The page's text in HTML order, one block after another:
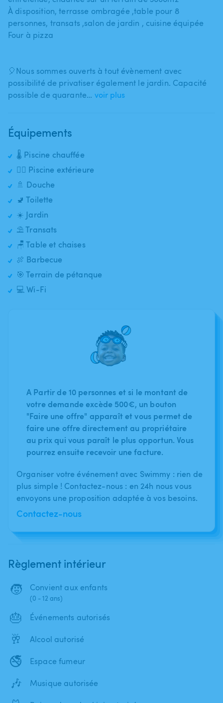
À disposition​,​ terrasse ombragée ​,​table pour 8
personnes​,​ transats ​,​salon de jardin ​,​ cuisine équipée
Four à pizza
🎈Nous sommes ouverts à tout évènement avec
possibilité de privatiser également le jardin. Capacité
possible de quarante… voir plus
Équipements
🌡️ Piscine chauffée
🏊‍♂️ Piscine extérieure
🚿 Douche
🚽 Toilette
☀️ Jardin
⛱️ Transats
🪑 Table et chaises
🍖 Barbecue
🎯 Terrain de pétanque
💻 Wi-Fi
A Partir de 10 personnes et si le montant de
votre demande excède 500€, un bouton
"Faire une offre" apparaît et vous permet de
faire une offre directement au propriétaire
au prix qui vous paraît le plus opportun. Vous
pourrez ensuite recevoir une facture.
Organiser votre événement avec Swimmy : rien de
plus simple ! Contactez-nous : en 24h nous vous
envoyons une proposition adaptée à vos besoins.
Contactez-nous
Règlement intérieur
🧒 Convient aux enfants
(0 - 12 ans)
🎂 Événements autorisés
🥂 Alcool autorisé
🚭 Espace fumeur
🎶 Musique autorisée